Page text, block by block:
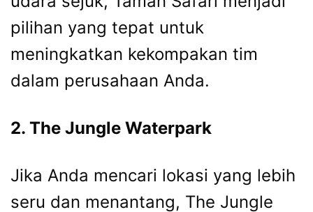
pilihan yang tepat untuk
meningkatkan kekompakan tim
dalam perusahaan Anda.
2. The Jungle Waterpark
Jika Anda mencari lokasi yang lebih
seru dan menantang, The Jungle